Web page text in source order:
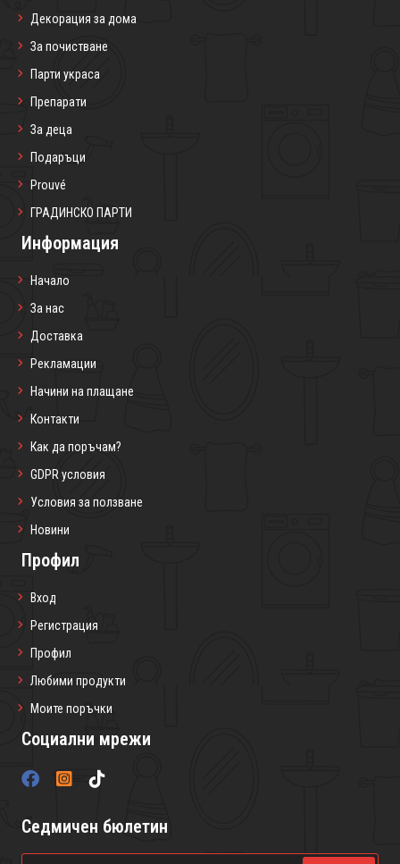
Декорация за дома
За почистване
Парти украса
Препарати
За деца
Подаръци
Prouvé
ГРАДИНСКО ПАРТИ
Информация
Начало
За нас
Доставка
Рекламации
Начини на плащане
Контакти
Как да поръчам?
GDPR условия
Условия за ползване
Новини
Профил
Вход
Регистрация
Профил
Любими продукти
Моите поръчки
Социални мрежи
Седмичен бюлетин